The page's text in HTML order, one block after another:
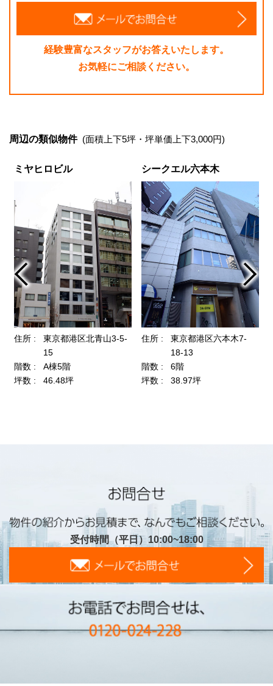
経験豊富なスタッフがお答えいたします。
お気軽にご相談ください。
周辺の類似物件 (面積上下5坪・坪単価上下3,000円)
受付時間（平日）10:00~18:00